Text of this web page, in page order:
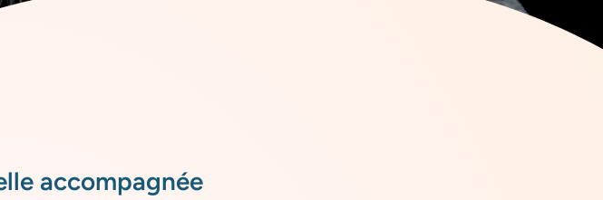
accompagnée